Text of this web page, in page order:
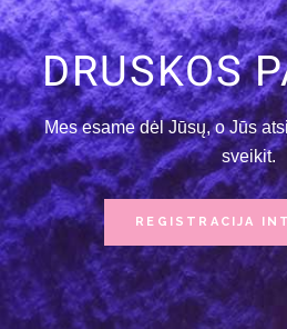
DRUSKOS
Mes esame dėl Jūsų, o Jūs
sveikit.
REGISTRACIJA